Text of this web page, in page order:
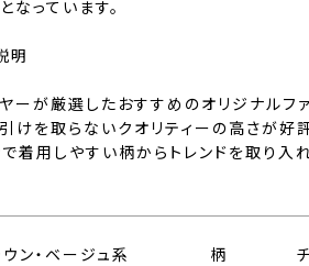
なっています。
明
ーが厳選したおすすめのオリジナルファ
けを取らないクオリティーの高さが好評
着用しやすい柄からトレンドを取り入
ウン・ベージュ系 柄